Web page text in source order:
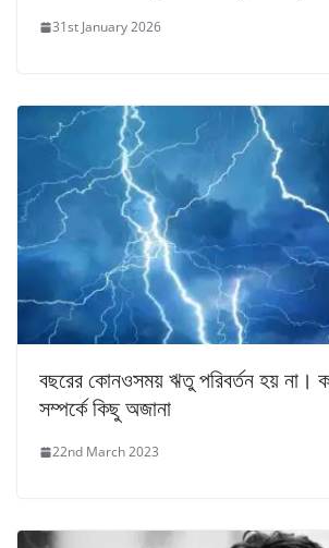
31st January 2026
বছরের কোনওসময় ঋতু পরিবর্তন হয় না।
সম্পর্কে কিছু অজানা
22nd March 2023